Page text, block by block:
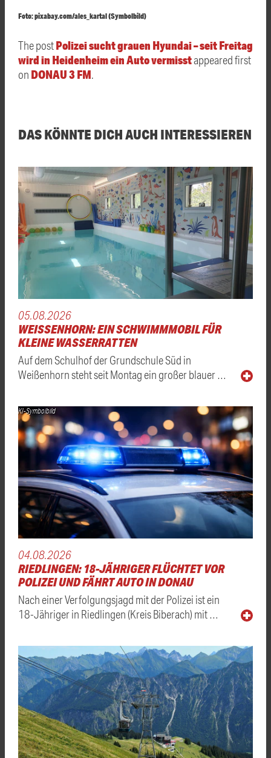
Foto: pixabay.com/ales_kartal (Symbolbild)
The postPolizei sucht grauen Hyundai – seit Freitag
wird in Heidenheim ein Auto vermisstappeared first
on DONAU 3 FM.
DAS KÖNNTE DICH AUCH INTERESSIEREN
05.08.2026
WEISSENHORN: EIN SCHWIMMMOBIL FÜR K
LEINE WASSERRATTEN
Auf dem Schulhof der Grundschule Süd in
Weißenhorn steht seit Montag ein großer blauer …
KI-Symbolbild
04.08.2026
RIEDLINGEN: 18-JÄHRIGER FLÜCHTET VOR
POLIZEI UND FÄHRT AUTO IN DONAU
Nach einer Verfolgungsjagd mit der Polizei ist ein
18-Jähriger in Riedlingen (Kreis Biberach) mit …